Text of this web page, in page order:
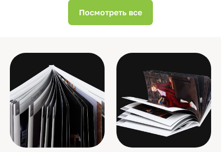
Посмотреть все